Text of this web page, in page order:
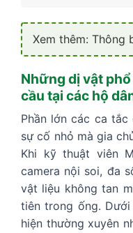
Xem thêm: Thông
Những dị vật
cầu tại các hộ
Phần lớn các ca
sự cố nhỏ mà gia
Khi kỹ thuật viên
camera nội soi, đa
vật liệu không tan
tiên trong ống.
hiện thường xuyên